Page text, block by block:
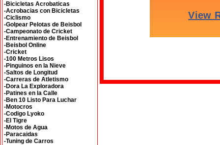
-Bicicletas Acrobaticas
-Acrobacias con Bicicletas
-Ciclismo
-Golpear Pelotas de Beisbol
-Campeonato de Cricket
-Entrenamiento de Beisbol
-Beisbol Online
-Cricket
-100 Metros Lisos
-Pinguinos en la Nieve
-Saltos de Longitud
-Carreras de Atletismo
-Dora La Exploradora
-Patines en la Calle
-Ben 10 Listo Para Luchar
-Motocros
-Codigo Lyoko
-El Tigre
-Motos de Agua
-Paracaidas
-Tuning de Carros